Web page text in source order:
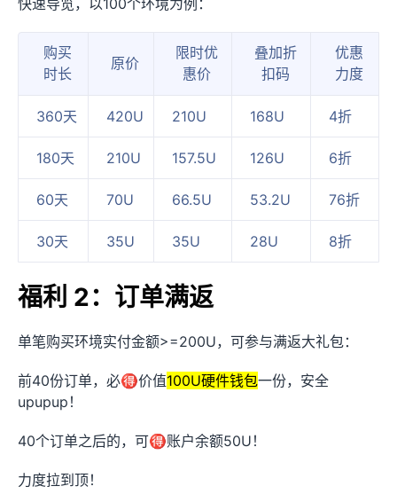
快速导览，以100个环境为例：
购买
时长
原价
限时优
惠价
叠加折
扣码
优惠
力度
360天 420U 210U 168U 4折
180天 210U 157.5U 126U 6折
60天 70U 66.5U 53.2U 76折
30天 35U 35U 28U 8折
福利 2：订单满返
单笔购买环境实付金额>=200U，可参与满返大礼包：
前40份订单，必🉐价值100U硬件钱包一份，安全
upupup！
40个订单之后的，可🉐账户余额50U！
力度拉到顶！